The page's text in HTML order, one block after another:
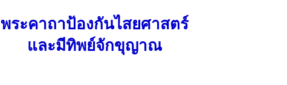
พระคาถาป้องกันไสยศาสตร์
และมีทิพย์จักขุญาณ